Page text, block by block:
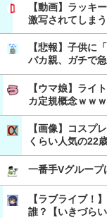
【動画】ラッキ
激写されてしま
【悲報】子供に
バカ親、ガチで
【ウマ娘】ライ
カ定規概念ｗｗｗ
【画像】コスプ
くらい人気の22
一番手Vグループ
【ラブライブ！
誰？【いきづら